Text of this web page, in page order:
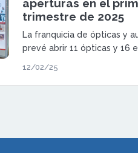
aperturas en el
trimestre de 2025
La franquicia de ópticas y
prevé abrir 11 ópticas y 16
2024 con 8 aperturas de
audiologías
12/02/25